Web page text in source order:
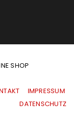
SHOP
IMPRESSUM
|DATENSCHUTZ